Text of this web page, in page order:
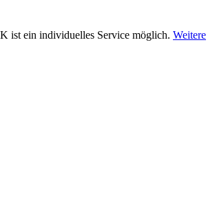
ist ein individuelles Service möglich. Weitere